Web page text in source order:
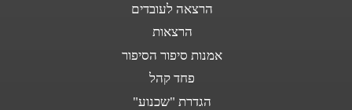
הרצאה לעובדים
הרצאות
אמנות סיפור הסיפור
פחד קהל
הגדרת "שכנוע"